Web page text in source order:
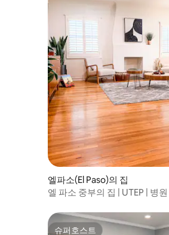
엘파소(El Paso)의 집
엘 파소 중부의 집 | UTEP | 병원
슈퍼호스트